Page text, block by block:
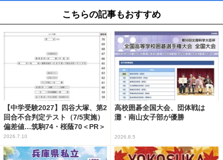
こちらの記事もおすすめ
【中学受験2027】四谷大塚、第2
回合不合判定テスト（7/5実施）
偏差値…筑駒74・桜蔭70＜PR＞
2026.7.10
高校囲碁全国大会、団体戦は
灘・南山女子部が優勝
2026.8.5